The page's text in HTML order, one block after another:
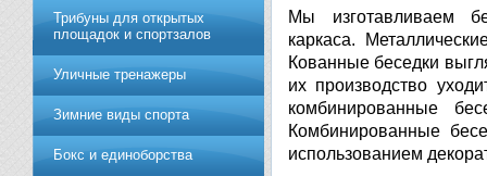
Мы изготавливаем
каркаса.
Кованные беседки
их производство
комбинированные
Комбинированные
использованием
Трибуны для открытых
площадок и спортзалов
Уличные тренажеры
Зимние виды спорта
Бокс и единоборства